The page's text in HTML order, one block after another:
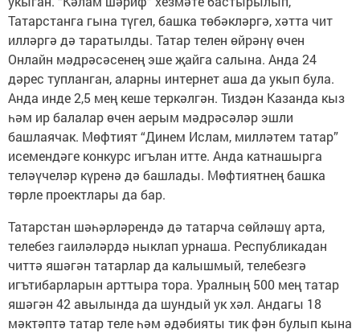
Татарстанга гына түгел, башка төбәкләргә, хәтта чит
илләргә дә таратылды. Татар телен өйрәнү өчен
Онлайн мәдрәсәсенең эше җайга салына. Анда 24
дәрес тупланган, аларны интернет аша да укып була.
Анда инде 2,5 мең кеше теркәлгән. Тиздән Казанда кыз
һәм ир балалар өчен аерым мәдрәсәләр эшли
башлаячак. Мөфтият “Динем Ислам, милләтем татар”
исемендәге конкурс игълан итте. Анда катнашырга
теләүчеләр күренә дә башлады. Мөфтиятнең башка
төрле проектлары да бар.
Татарстан шәһәрләрендә дә татарча сөйләшү арта,
телебез гаиләләрдә ныклап урнаша. Рес­публикадан
читтә яшәгән татарлар да калышмый, телебезгә
игътибарларын арттыра тора. Уралның 500 мең татар
яшәгән 42 авылында да шундый ук хәл. Андагы 18
мәктәптә татар теле һәм әдәбияты тик фән булып кына